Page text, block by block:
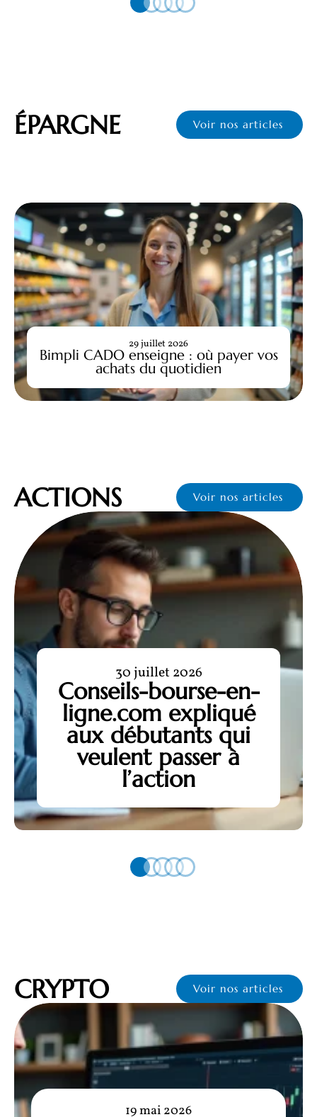
ÉPARGNE Voir nos articles
Bimpli CADO enseigne : où payer vos
achats du quotidien
29 juillet 2026
ACTIONS Voir nos articles
Conseils-bourse-en-
ligne.com expliqué
aux débutants qui
veulent passer à
l’action
30 juillet 2026
CRYPTO Voir nos articles
19 mai 2026